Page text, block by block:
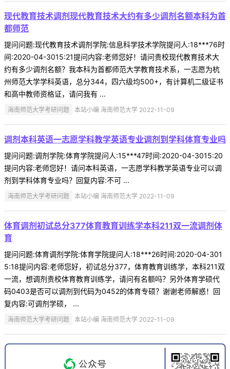
现代教育技术调剂现代教育技术大约有多少调剂名额本科为首
都师范
提问问题:现代教育技术调剂学院:信息科学技术学院提问人:18***76时
间:2020-04-3015:21提问内容:老师您好！请问贵校现代教育技术大
约有多少调剂名额？我本科为首都师范大学教育技术系，一志愿为杭
州师范大学学科英语，总分344，四六级均500+，有计算机二级证书
和高中教师资格证，请问我有 ...
海南师范大学考研问题 本站小编 海南师范大学 2022-11-09
调剂本科英语一志愿学科教学英语专业调剂到学科体育专业吗
提问问题:调剂学院:体育学院提问人:15***47时间:2020-04-3015:20
提问内容:老师您好！请问本科英语，一志愿学科教学英语专业可以调
剂到学科体育专业吗？回复内容:不可 ...
海南师范大学考研问题 本站小编 海南师范大学 2022-11-09
体育调剂初试总分377体育教育训练学本科211双一流调剂体
育
提问问题:体育调剂学院:体育学院提问人:18***26时间:2020-04-301
5:18提问内容:老师您好，初试总分377，体育教育训练学，本科211双
一流，想调剂贵校体育教育训练学，请问有名额吗？另外体育学硕代
码0403是否可以调剂到代码为0452的体育专硕？谢谢老师解惑！回
复内容:可调剂学硕， ...
海南师范大学考研问题 本站小编 海南师范大学 2022-11-09